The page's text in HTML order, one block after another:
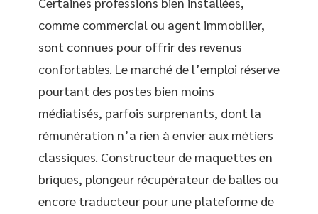
comme commercial ou agent immobilier,
sont connues pour offrir des revenus
confortables. Le marché de l’emploi réserve
pourtant des postes bien moins
médiatisés, parfois surprenants, dont la
rémunération n’a rien à envier aux métiers
classiques. Constructeur de maquettes en
briques, plongeur récupérateur de balles ou
encore traducteur pour une plateforme de